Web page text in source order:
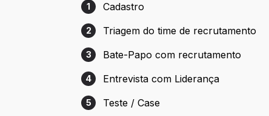
Etapa 1: Cadastro
1 Cadastro
Etapa 2: Triagem do time de recrutamento
2 Triagem do time de recrutamento
Etapa 3: Bate-Papo com recrutamento
3 Bate-Papo com recrutamento
Etapa 4: Entrevista com Liderança
4 Entrevista com Liderança
Etapa 5: Teste / Case
5 Teste / Case